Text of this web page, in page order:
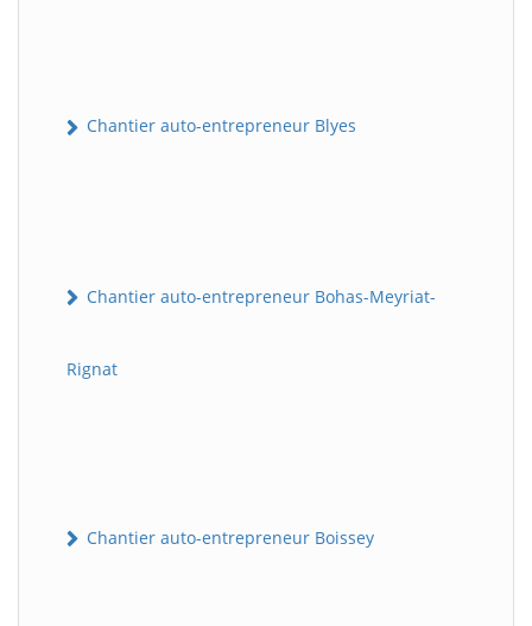
Chantier auto-entrepreneur Blyes
Chantier auto-entrepreneur Bohas-Meyriat-
Rignat
Chantier auto-entrepreneur Boissey